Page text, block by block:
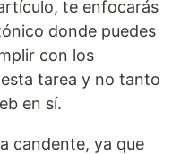
te enfocarás
donde puedes
con los
tarea y no tanto
en sí.
candente, ya que